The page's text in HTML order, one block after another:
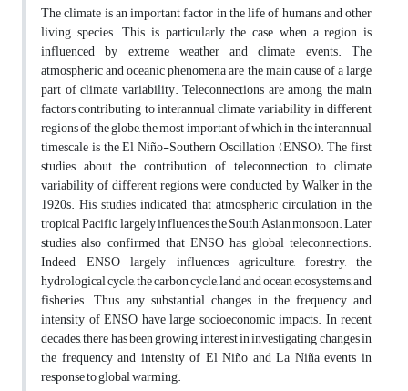
The climate is an important factor in the life of humans and other
living species. This is particularly the case when a region is
influenced by extreme weather and climate events. The
atmospheric and oceanic phenomena are the main cause of a large
part of climate variability. Teleconnections are among the main
factors contributing to interannual climate variability in different
regions of the globe, the most important of which in the interannual
timescale is the El Niño-Southern Oscillation (ENSO). The first
studies about the contribution of teleconnection to climate
variability of different regions were conducted by Walker in the
1920s. His studies indicated that atmospheric circulation in the
tropical Pacific largely influences the South Asian monsoon. Later
studies also confirmed that ENSO has global teleconnections.
Indeed, ENSO largely influences agriculture, forestry, the
hydrological cycle, the carbon cycle, land and ocean ecosystems, and
fisheries. Thus, any substantial changes in the frequency and
intensity of ENSO have large socioeconomic impacts. In recent
decades, there has been growing interest in investigating changes in
the frequency and intensity of El Niño and La Niña events in
response to global warming.